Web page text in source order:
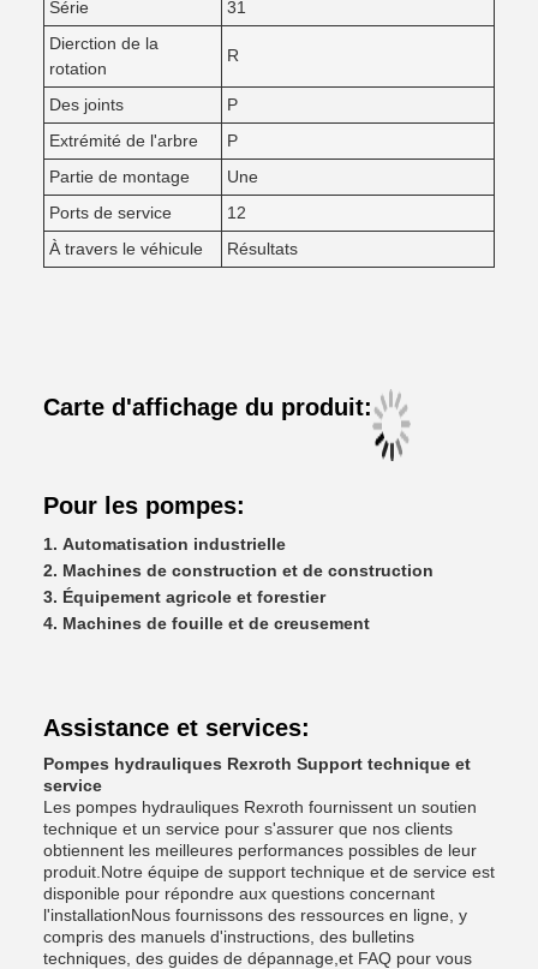
Série
31
Dierction de la
rotation
R
Des joints
P
Extrémité de l'arbre
P
Partie de montage
Une
Ports de service
12
À travers le véhicule
Résultats
Carte d'affichage du produit:
Pour les pompes:
Automatisation industrielle
Machines de construction et de construction
Équipement agricole et forestier
Machines de fouille et de creusement
Assistance et services:
Pompes hydrauliques Rexroth Support technique et
service
Les pompes hydrauliques Rexroth fournissent un soutien
technique et un service pour s'assurer que nos clients
obtiennent les meilleures performances possibles de leur
produit.Notre équipe de support technique et de service est
disponible pour répondre aux questions concernant
l'installationNous fournissons des ressources en ligne, y
compris des manuels d'instructions, des bulletins
techniques, des guides de dépannage,et FAQ pour vous